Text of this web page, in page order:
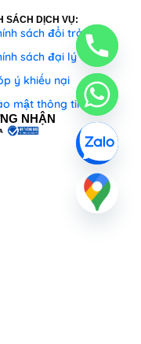
SÁCH DỊCH VỤ:
sách đổi trả
sách đại lý
ý khiếu nại
mật thông tin
NHẬN